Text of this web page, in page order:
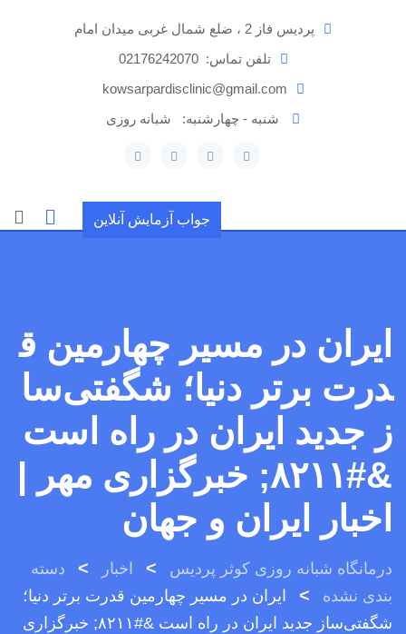
پردیس فاز 2 ، ضلع شمال غربی میدان امام
تلفن تماس:02176242070
kowsarpardisclinic@gmail.com
شنبه - چهارشنبه:
شبانه روزی
جواب آزمایش آنلاین
ایران در مسیر چهارمین ق
درت برتر دنیا؛ شگفتی‌سا
ز جدید ایران در راه است
&#۸۲۱۱; خبرگزاری مهر |
اخبار ایران و جهان
درمانگاه شبانه روزی کوثر پردیس > اخبار >
دسته
بندی نشده
>
ایران در مسیر چهارمین قدرت برتر دنیا؛
شگفتی‌ساز جدید ایران در راه است &#۸۲۱۱; خبرگزاری